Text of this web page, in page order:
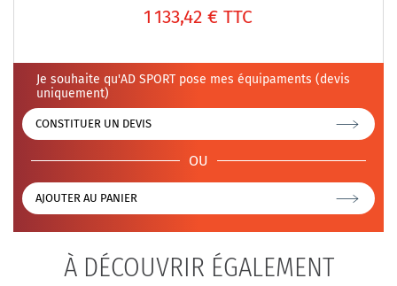
1 133,42 € TTC
Je souhaite qu'AD SPORT pose mes équipaments (devis
uniquement)
CONSTITUER UN DEVIS
OU
AJOUTER AU PANIER
À DÉCOUVRIR ÉGALEMENT